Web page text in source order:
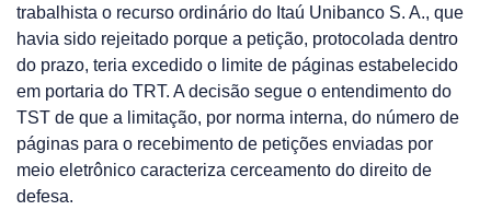
trabalhista o recurso ordinário do Itaú Unibanco S. A., que
havia sido rejeitado porque a petição, protocolada dentro
do prazo, teria excedido o limite de páginas estabelecido
em portaria do TRT. A decisão segue o entendimento do
TST de que a limitação, por norma interna, do número de
páginas para o recebimento de petições enviadas por
meio eletrônico caracteriza cerceamento do direito de
defesa.